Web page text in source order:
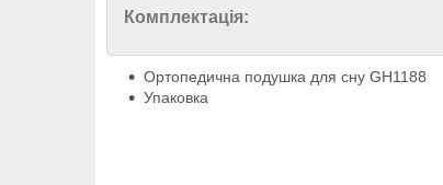
Комплектація:
Ортопедична подушка для сну GH1188
Упаковка